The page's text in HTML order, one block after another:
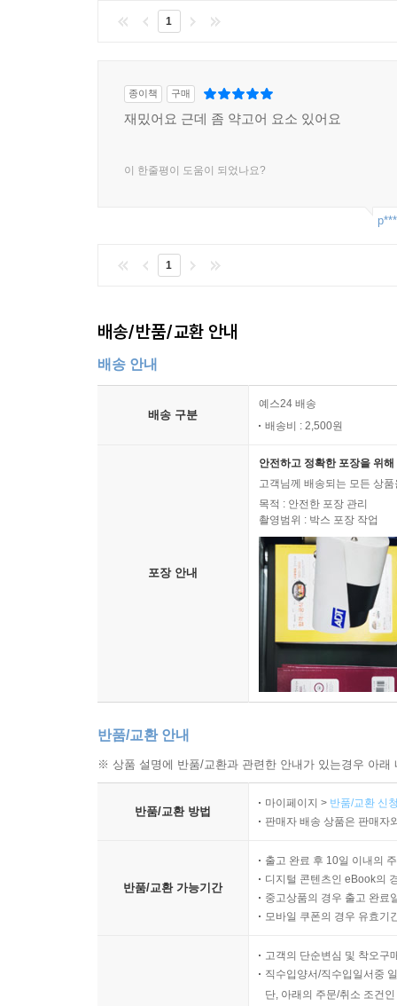
1
종이책 구매
재밌어요 근데 좀 약고어 요소 있어요
이 한줄평이 도움이 되었나요?
1
배송/반품/교환 안내
배송 안내
배송 구분
예스24 배송
배송비 : 2,500원
포장 안내
안전하고 정확한 포장을 위
고객님께 배송되는 모든 상
목적 : 안전한 포장 관리
촬영범위 : 박스 포장 작업
반품/교환 안내
※ 상품 설명에 반품/교환과 관련한 안내가 있는경우 아
반품/교환 방법
마이페이지 > 반품/교환 신
판매자 배송 상품은 판매자
반품/교환 가능기간
출고 완료 후 10일 이내의
디지털 콘텐츠인 eBook의
중고상품의 경우 출고 완료
모바일 쿠폰의 경우 유효기
고객의 단순변심 및 착오구
직수입양서/직수입일서중
단, 아래의 주문/취소 조건